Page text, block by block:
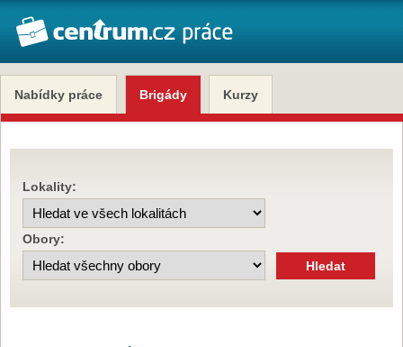
Nabídky práce Brigády Kurzy
Lokality:
Obory: